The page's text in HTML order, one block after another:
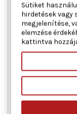
AC ROLCAR
Ajtók száma :
cikk/
Sütiket
hirdetések
megjelenítése,
elemzése
kattintva